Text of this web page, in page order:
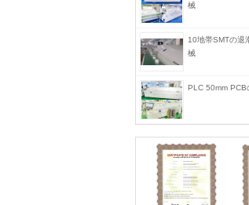
械
10地帯SMTの退
械
PLC 50mm PCB